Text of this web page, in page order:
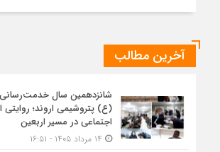
آخرین مطالب
شانزدهمین سال
(ع) پتروشیمی اروند؛
اجتماعی در مسیر اربعین